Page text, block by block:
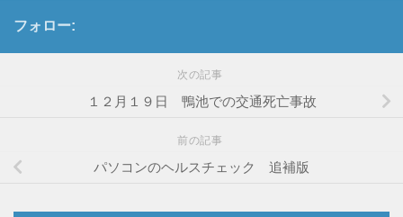
フォロー:
次の記事
１２月１９日 鴨池での交通死亡事故
前の記事
パソコンのヘルスチェック 追補版